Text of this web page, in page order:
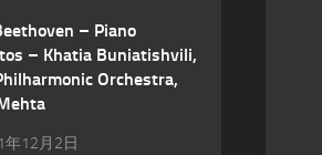
– Piano
– Khatia Buniatishvili,
Orchestra,
年12月2日